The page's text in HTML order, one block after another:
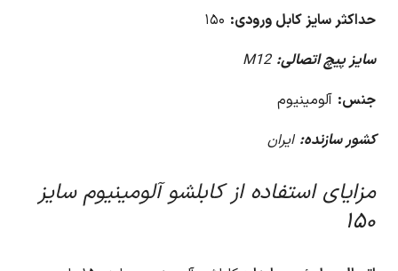
حداکثر سایز کابل ورودی:
سایز پیچ اتصالی: M12
جنس: آلومینیوم
کشور سازنده: ایران
مزایای استفاده از کابلشو آلومینیوم سایز
۱۵۰